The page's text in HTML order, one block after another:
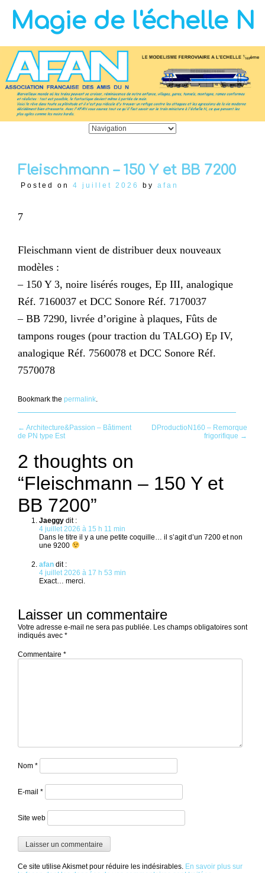
Magie de l'échelle N
Fleischmann – 150 Y et BB 7200
Posted on 4 juillet 2026 by afan
7
Fleischmann vient de distribuer deux nouveaux
modèles :
– 150 Y 3, noire lisérés rouges, Ep III, analogique
Réf. 7160037 et DCC Sonore Réf. 7170037
– BB 7290, livrée d’origine à plaques, Fûts de
tampons rouges (pour traction du TALGO) Ep IV,
analogique Réf. 7560078 et DCC Sonore Réf.
7570078
Bookmark the permalink.
Post
navigation
← Architecture&Passion – Bâtiment
de PN type Est
DProductioN160 – Remorque
frigorifique →
2 thoughts on
“Fleischmann – 150 Y et
BB 7200”
Jaeggy dit :
4 juillet 2026 à 15 h 11 min
Dans le titre il y a une petite coquille… il s’agit d’un 7200 et non
une 9200
afan dit :
4 juillet 2026 à 17 h 53 min
Exact… merci.
Laisser un commentaire
Votre adresse e-mail ne sera pas publiée. Les champs obligatoires sont
indiqués avec *
Commentaire *
Nom *
E-mail *
Site web
Ce site utilise Akismet pour réduire les indésirables. En savoir plus sur